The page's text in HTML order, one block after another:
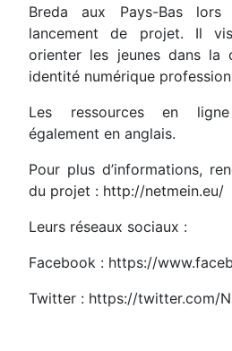
Breda aux Pays-Bas
lancement de projet. Il
orienter les jeunes dans la
identité numérique
Les ressources en
également en anglais.
Pour plus d’informations,
du projet : http://netmein.eu/
Leurs réseaux sociaux :
Facebook : https://
Twitter : https://twitter.com/